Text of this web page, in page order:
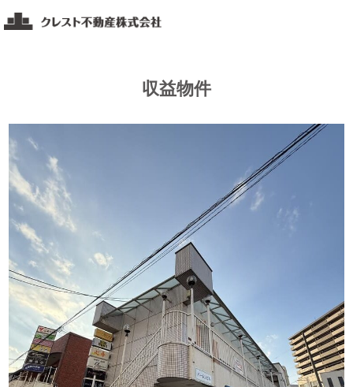
ン
ス
ッ
ク
産
福
山・
岡
山・
広
リ
ア
動
産
売
収益物件